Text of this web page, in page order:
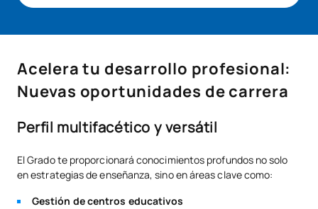
Acelera tu desarrollo profesional:
Nuevas oportunidades de carrera
Perfil multifacético y versátil
El Grado te proporcionará conocimientos profundos no solo
en estrategias de enseñanza, sino en áreas clave como:
Gestión de centros educativos